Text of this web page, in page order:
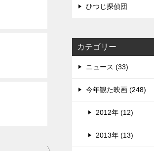
ひつじ探偵団
カテゴリー
ニュース (33)
今年観た映画 (248)
2012年 (12)
2013年 (13)